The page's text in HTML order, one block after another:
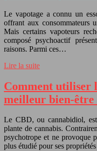
Le vapotage a connu un
offrant aux consommateurs
Mais certains vapoteurs
composé psychoactif
raisons. Parmi ces…
Lire la suite
Comment utiliser
meilleur bien-être
Le CBD, ou cannabidiol,
plante de cannabis.
psychotrope et ne provoque
plus étudié pour ses